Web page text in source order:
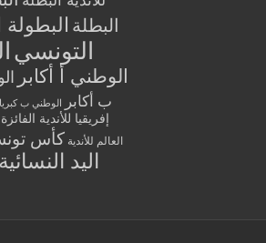
البطلة البطولة
التونسي
الوطني أ أكابر
ب أكابر
الوطني ب
إفريقيا للأندية
العالم للأندية كأس
اليد النسائية